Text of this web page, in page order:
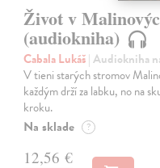
Život v
(audiokniha)
Cabala Lukáš| Audiokniha
V tieni starých stromov
každým drží za labku, no na
kroku.
Na sklade ?
12,56 €